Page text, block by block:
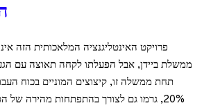
פרויקט האינטליגנציה המלאכותית הזה
ממשלת ביידן, אבל הפעלתו לקחה תאוצה עם
20%, גרמו גם לצורך בהתפתחות מהירה של